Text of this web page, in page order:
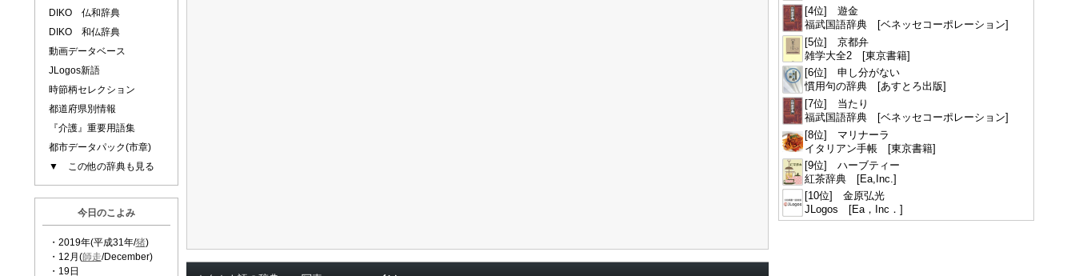
DIKO 仏和辞典
DIKO 和仏辞典
動画データベース
JLogos新語
時節柄セレクション
都道府県別情報
『介護』重要用語集
都市データパック(市章)
▼ この他の辞典も見る
今日のこよみ
・2019年(平成31年/猪)
・12月(師走/December)
・19日
[4位] 遊金
福武国語辞典 [ベネッセコーポレーション]
[5位] 京都弁
雑学大全2 [東京書籍]
[6位] 申し分がない
慣用句の辞典 [あすとろ出版]
[7位] 当たり
福武国語辞典 [ベネッセコーポレーション]
[8位] マリナーラ
イタリアン手帳 [東京書籍]
[9位] ハーブティー
紅茶辞典 [Ea,Inc.]
[10位] 金原弘光
JLogos [Ea，Inc．]